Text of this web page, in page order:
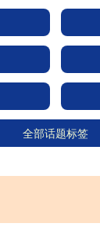
全部话题标签